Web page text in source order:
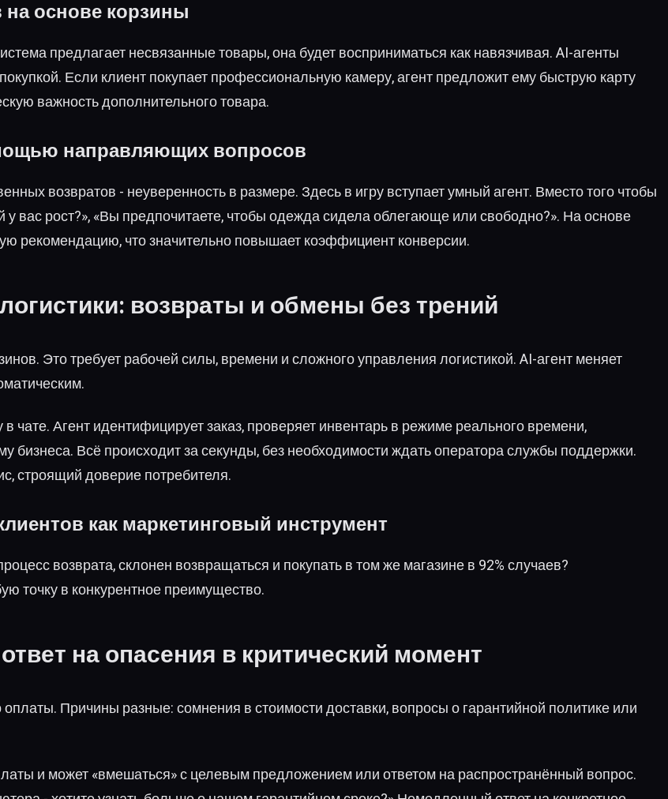
основе корзины
предлагает несвязанные товары, она будет восприниматься как навязчивая. AI-агенты
Если клиент покупает профессиональную камеру, агент предложит ему быструю карту
важность дополнительного товара.
направляющих вопросов
возвратов - неуверенность в размере. Здесь в игру вступает умный агент. Вместо того чтобы
вас рост?», «Вы предпочитаете, чтобы одежда сидела облегающе или свободно?». На основе
рекомендацию, что значительно повышает коэффициент конверсии.
возвраты и обмены без трений
Это требует рабочей силы, времени и сложного управления логистикой. AI-агент меняет
чате. Агент идентифицирует заказ, проверяет инвентарь в режиме реального времени,
бизнеса. Всё происходит за секунды, без необходимости ждать оператора службы поддержки.
строящий доверие потребителя.
как маркетинговый инструмент
возврата, склонен возвращаться и покупать в том же магазине в 92% случаев?
точку в конкурентное преимущество.
на опасения в критический момент
оплаты. Причины разные: сомнения в стоимости доставки, вопросы о гарантийной политике или
и может «вмешаться» с целевым предложением или ответом на распространённый вопрос.